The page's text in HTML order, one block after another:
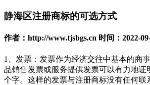
静海区注册商标的可选方式
作者：http://www.tjsbgs.cn 时间：2022-
1、发票：发票作为经济交往中基本的商
品销售发票或服务提供发票可以有力地
个字。这样的发票与注册商标没有任何